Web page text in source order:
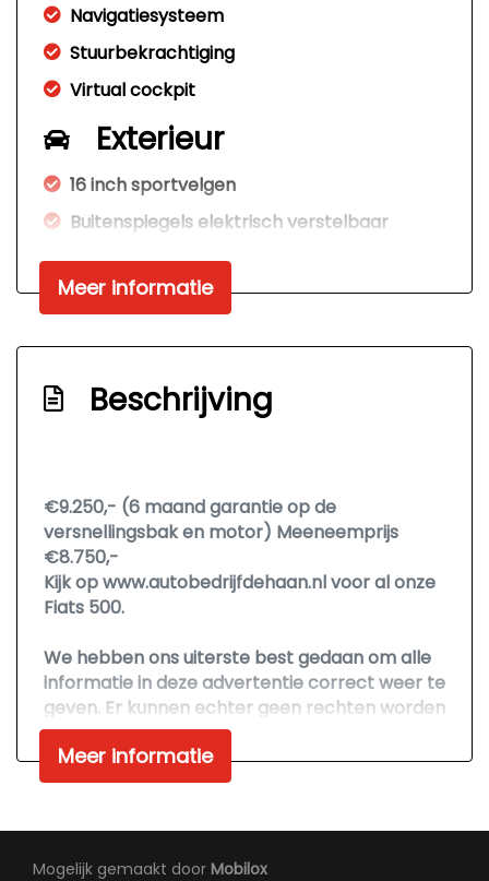
Navigatiesysteem
Stuurbekrachtiging
Virtual cockpit
Exterieur
16 inch sportvelgen
Buitenspiegels elektrisch verstelbaar
Centrale vergrendeling met
afstandsbediening
Chrome pakket exterieur
Park distance control
Infotainment
Blue&me
Stuur multifunctioneel
Meer informatie
Beschrijving
€9.250,- (6 maand garantie op de
versnellingsbak en motor) Meeneemprijs
€8.750,-
Kijk op www.autobedrijfdehaan.nl voor al onze
Fiats 500.
We hebben ons uiterste best gedaan om alle
informatie in deze advertentie correct weer te
geven. Er kunnen echter geen rechten worden
ontleend aan de verstrekte informatie in de
advertentie. Vertrouw niet alleen op deze
informatie maar controleert u altijd zelf de
beslissing zouden kunnen beïnvloeden. Neem
contact op met de verkoper voor uw
Meer informatie
Mogelijk gemaakt door Mobilox